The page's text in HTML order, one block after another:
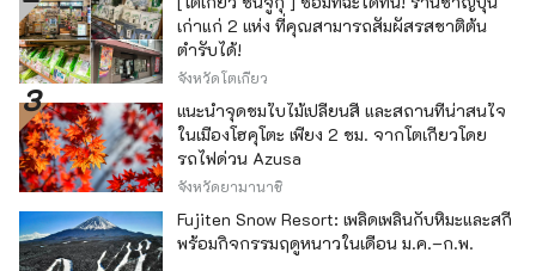
เก่าแก่ 2 แห่ง ที่คุณสามารถสัมผัสรสชาติต้น
ตำรับได้!
จังหวัดโตเกียว
แนะนำจุดชมใบไม้เปลี่ยนสี และสถานที่น่าสนใจ
ในเมืองโฮคุโตะ เพียง 2 ชม. จากโตเกียวโดย
รถไฟด่วน Azusa
จังหวัดยามานาชิ
Fujiten Snow Resort: เพลิดเพลินกับหิมะและสกี
พร้อมกิจกรรมฤดูหนาวในเดือน ม.ค.–ก.พ.